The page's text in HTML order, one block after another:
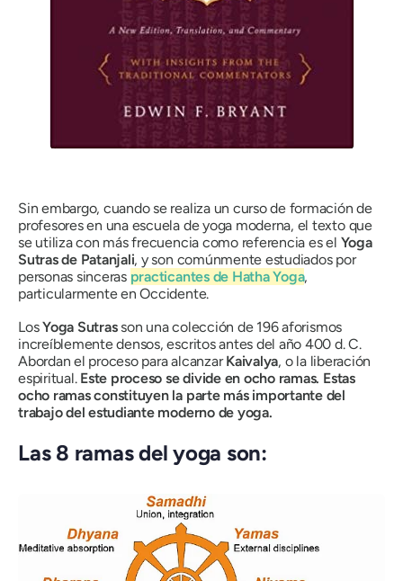
Sin embargo, cuando se realiza un curso de formación de
profesores en una escuela de yoga moderna, el texto que
se utiliza con más frecuencia como referencia es el Yoga
Sutras de Patanjali, y son comúnmente estudiados por
personas sinceras practicantes de Hatha Yoga,
particularmente en Occidente.
LosYoga Sutrasson una colección de 196 aforismos
increíblemente densos, escritos antes del año 400 d. C.
Abordan el proceso para alcanzarKaivalya, o la liberación
espiritual. Este proceso se divide en ocho ramas. Estas
ocho ramas constituyen la parte más importante del
trabajo del estudiante moderno de yoga.
Las 8 ramas del yoga son: